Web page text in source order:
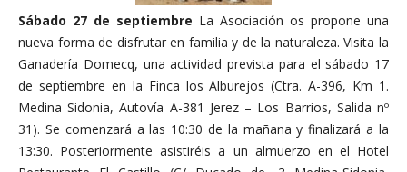
Sábado 27 de septiembre La Asociación os propone una
nueva forma de disfrutar en familia y de la naturaleza. Visita la
Ganadería Domecq, una actividad prevista para el sábado 17
de septiembre en la Finca los Alburejos (Ctra. A-396, Km 1.
Medina Sidonia, Autovía A-381 Jerez – Los Barrios, Salida nº
31). Se comenzará a las 10:30 de la mañana y finalizará a la
13:30. Posteriormente asistiréis a un almuerzo en el Hotel